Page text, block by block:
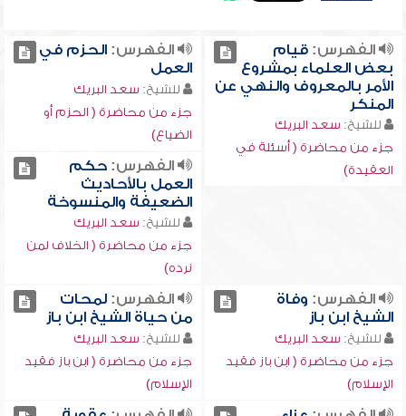
الفهرس:قيام
بعض العلماء بمشروع
الأمر بالمعروف والنهي عن
المنكر
للشيخ: سعد البريك
جزء من محاضرة ( أسئلة في
العقيدة)
الفهرس:الحزم في
العمل
للشيخ: سعد البريك
جزء من محاضرة ( الحزم أو
الضياع)
الفهرس:حكم
العمل بالأحاديث
الضعيفة والمنسوخة
للشيخ: سعد البريك
جزء من محاضرة ( الخلاف لمن
نرده)
الفهرس: وفاة
الشيخ ابن باز
للشيخ: سعد البريك
جزء من محاضرة ( ابن باز فقيد
الإسلام)
الفهرس:لمحات
من حياة الشيخ ابن باز
للشيخ: سعد البريك
جزء من محاضرة ( ابن باز فقيد
الإسلام)